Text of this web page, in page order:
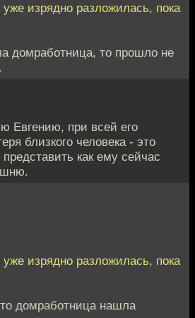
изрядно разложилась, пока
домработница, то прошло не
Евгению, при всей его
близкого человека - это
как ему сейчас
изрядно разложилась, пока
домработница нашла